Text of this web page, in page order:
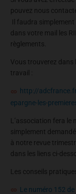
pouvez nous
Il faudra
dans votre mail les
règlements.
Vous trouverez
travail :
http://
epargne-les-
L’association fera le
simplement
à notre revue
dans les liens ci-
Les conseils
Le numéro 152